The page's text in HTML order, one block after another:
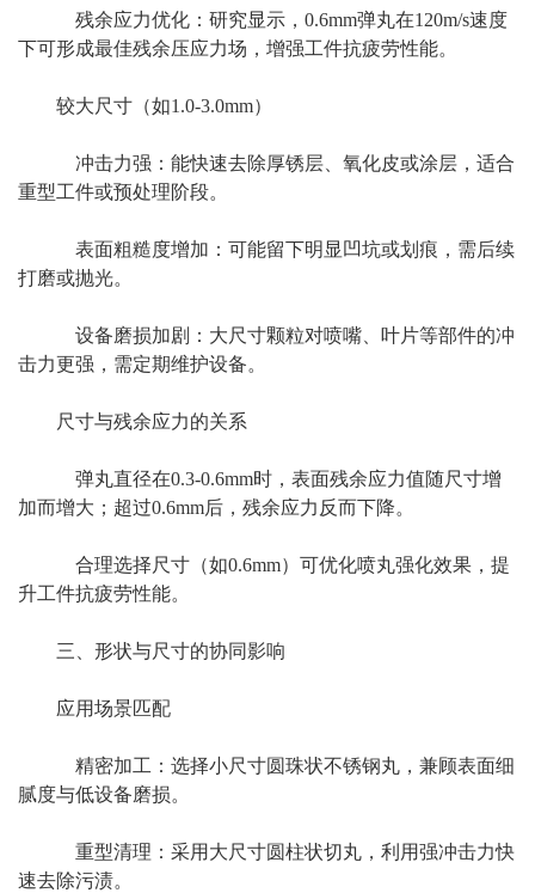
残余应力优化：研究显示，0.6mm弹丸在120m/s速度
下可形成最佳残余压应力场，增强工件抗疲劳性能。
较大尺寸（如1.0-3.0mm）
冲击力强：能快速去除厚锈层、氧化皮或涂层，适合
重型工件或预处理阶段。
表面粗糙度增加：可能留下明显凹坑或划痕，需后续
打磨或抛光。
设备磨损加剧：大尺寸颗粒对喷嘴、叶片等部件的冲
击力更强，需定期维护设备。
尺寸与残余应力的关系
弹丸直径在0.3-0.6mm时，表面残余应力值随尺寸增
加而增大；超过0.6mm后，残余应力反而下降。
合理选择尺寸（如0.6mm）可优化喷丸强化效果，提
升工件抗疲劳性能。
三、形状与尺寸的协同影响
应用场景匹配
精密加工：选择小尺寸圆珠状不锈钢丸，兼顾表面细
腻度与低设备磨损。
重型清理：采用大尺寸圆柱状切丸，利用强冲击力快
速去除污渍。